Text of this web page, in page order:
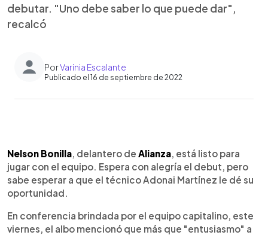
debutar. "Uno debe saber lo que puede dar",
recalcó
PorVarinia Escalante
Publicado el 16 de septiembre de 2022
► Escuchar artículo
Nelson Bonilla, delantero de Alianza, está listo para
jugar con el equipo. Espera con alegría el debut, pero
sabe esperar a que el técnico Adonai Martínez le dé su
oportunidad.
En conferencia brindada por el equipo capitalino, este
viernes, el albo mencionó que más que "entusiasmo" a